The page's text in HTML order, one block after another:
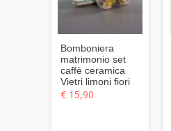
Bomboniera
matrimonio set
caffè ceramica
Vietri limoni fiori
€ 15,90